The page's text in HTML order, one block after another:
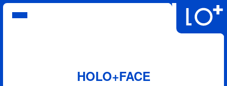
บริการ
คำสั่งซื้อของฉันHOLO+FACE